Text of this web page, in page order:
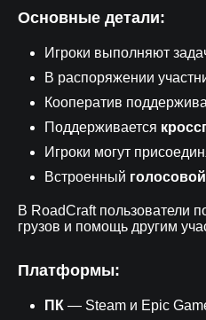
Основные детали:
Игроки выполняют
В распоряжении
Кооператив
Поддерживается
Игроки могут
Встроенный
В RoadCraft пользователи
грузов и помощь другим
Платформы:
ПК — Steam и Epic